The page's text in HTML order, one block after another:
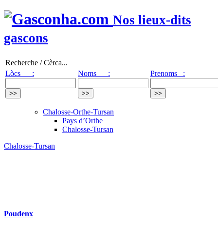
Nos lieux-dits
gascons
Recherche / Cèrca...
Lòcs :
Noms : Prenoms :
Chalosse-Orthe-Tursan
Pays d’Orthe
Chalosse-Tursan
Chalosse-Tursan
Poudenx